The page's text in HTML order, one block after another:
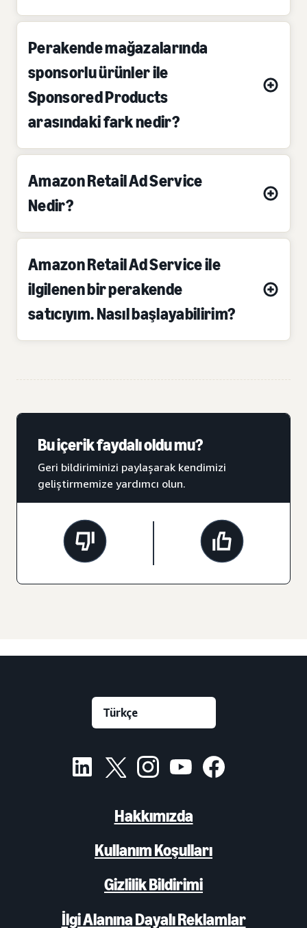
Perakende mağazalarında
sponsorlu ürünler ile
Sponsored Products
arasındaki fark nedir?
Amazon Retail Ad Service
Nedir?
Amazon Retail Ad Service ile
ilgilenen bir perakende
satıcıyım. Nasıl başlayabilirim?
Bu içerik faydalı oldu mu?
Geri bildiriminizi paylaşarak kendimizi
geliştirmemize yardımcı olun.
Hakkımızda
Kullanım Koşulları
Gizlilik Bildirimi
İlgi Alanına Dayalı Reklamlar